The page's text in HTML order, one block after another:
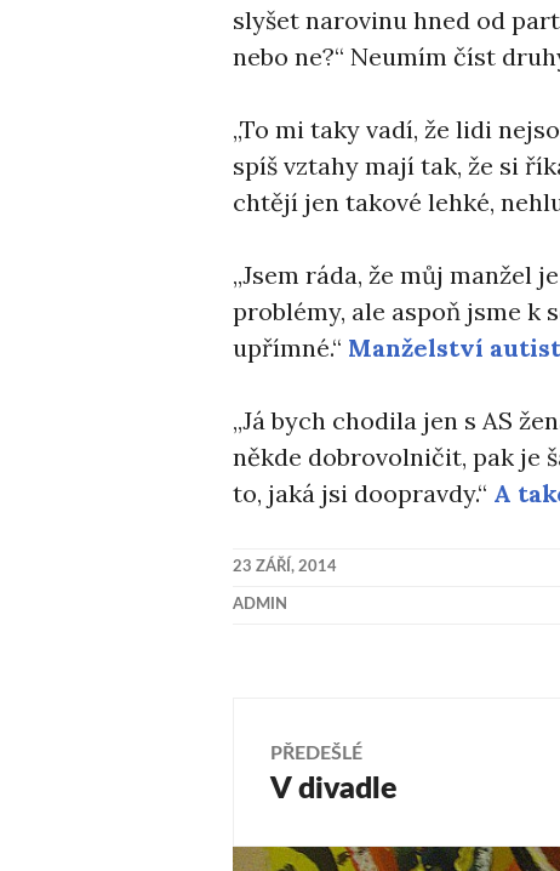
slyšet narovinu hned od
nebo ne?“ Neumím číst
,,To mi taky vadí, že lidi
spíš vztahy mají tak, že si
chtějí jen takové lehké,
,,Jsem ráda, že můj manžel
problémy, ale aspoň jsme k
upřímné.“ Manželství
,,Já bych chodila jen s AS
někde dobrovolničit, pak je
to, jaká jsi doopravdy.“ A
23 ZÁŘÍ, 2014
ADMIN
Navigace
pro
PŘEDEŠLÉ
Předchozí
V divadle